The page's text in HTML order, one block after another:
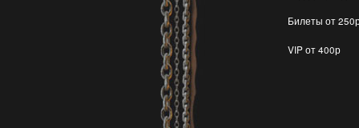
Билеты от
VIP от 400р